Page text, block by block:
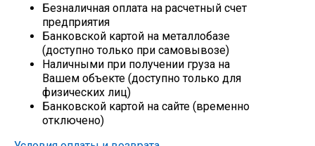
Безналичная оплата на расчетный счет
предприятия
Банковской картой на металлобазе
(доступно только при самовывозе)
Наличными при получении груза на
Вашем объекте (доступно только для
физических лиц)
Банковской картой на сайте (временно
отключено)